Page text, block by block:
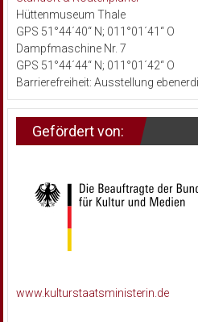
Hüttenmuseum Thale
GPS 51°44´40“ N; 011°01´41“ O
Dampfmaschine Nr. 7
GPS 51°44´44“ N; 011°01´42“ O
Barrierefreiheit: Ausstellung
Gefördert von:
www.kulturstaatsministerin.de